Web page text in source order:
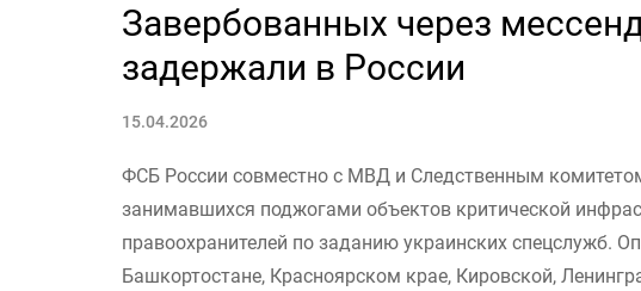
Завербованных через
задержали в России
15.04.2026
ФСБ России совместно с МВД и Следственным
занимавшихся поджогами объектов критической
правоохранителей по заданию украинских спецслужб.
Башкортостане, Красноярском крае, Кировской,